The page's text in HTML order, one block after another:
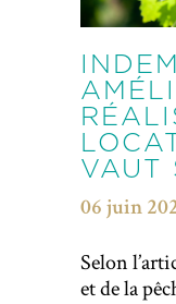
VAUT
06 juin
Selon
et de la